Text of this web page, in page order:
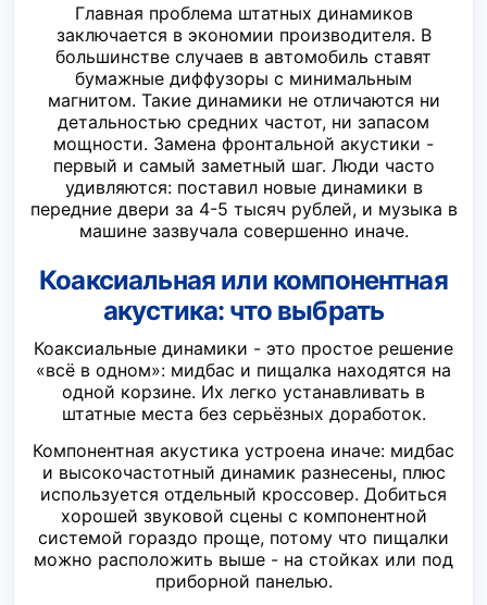
Главная проблема штатных динамиков
заключается в экономии производителя. В
большинстве случаев в автомобиль ставят
бумажные диффузоры с минимальным
магнитом. Такие динамики не отличаются ни
детальностью средних частот, ни запасом
мощности. Замена фронтальной акустики -
первый и самый заметный шаг. Люди часто
удивляются: поставил новые динамики в
передние двери за 4-5 тысяч рублей, и музыка в
машине зазвучала совершенно иначе.
Коаксиальная или компонентная
акустика: что выбрать
Коаксиальные динамики - это простое решение
«всё в одном»: мидбас и пищалка находятся на
одной корзине. Их легко устанавливать в
штатные места без серьёзных доработок.
Компонентная акустика устроена иначе: мидбас
и высокочастотный динамик разнесены, плюс
используется отдельный кроссовер. Добиться
хорошей звуковой сцены с компонентной
системой гораздо проще, потому что пищалки
можно расположить выше - на стойках или под
приборной панелью.